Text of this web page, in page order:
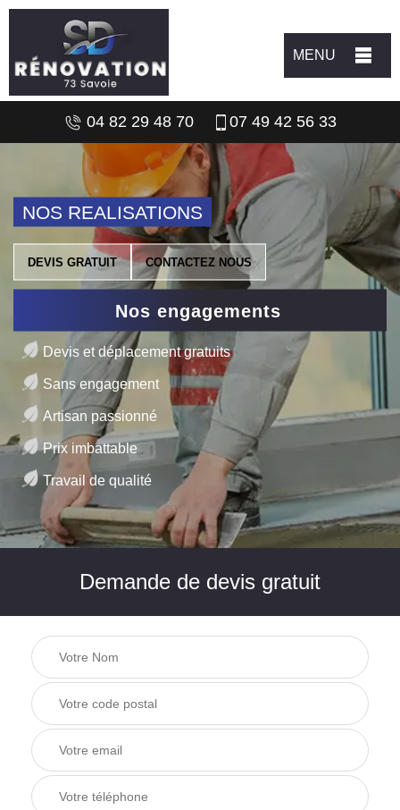
MENU
04 82 29 48 70 07 49 42 56 33
NOS REALISATIONS
DEVIS GRATUIT CONTACTEZ NOUS
Nos engagements
Devis et déplacement gratuits
Sans engagement
Artisan passionné
Prix imbattable
Travail de qualité
Demande de devis gratuit